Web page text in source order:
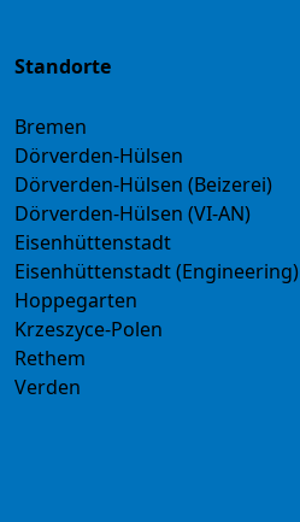
Standorte
Bremen
Dörverden-Hülsen
Dörverden-Hülsen (Beizerei)
Dörverden-Hülsen (VI-AN)
Eisenhüttenstadt
Eisenhüttenstadt (Engineering)
Hoppegarten
Krzeszyce-Polen
Rethem
Verden